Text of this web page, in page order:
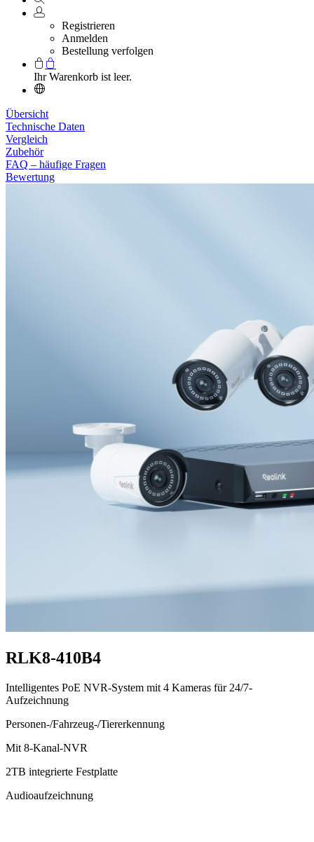
Registrieren
Anmelden
Bestellung verfolgen
Ihr Warenkorb ist leer.
Übersicht
Technische Daten
Vergleich
Zubehör
FAQ – häufige Fragen
Bewertung
RLK8-410B4
Intelligentes PoE NVR-System mit 4 Kameras für 24/7-
Aufzeichnung
Personen-/Fahrzeug-/Tiererkennung
Mit 8-Kanal-NVR
2TB integrierte Festplatte
Audioaufzeichnung